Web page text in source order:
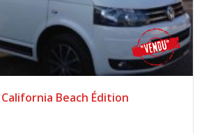
Beach Édition